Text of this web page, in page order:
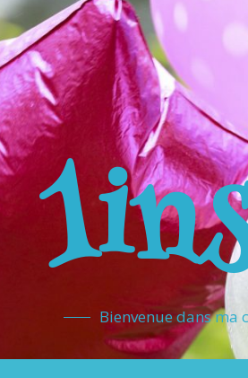
Bienvenue dans ma